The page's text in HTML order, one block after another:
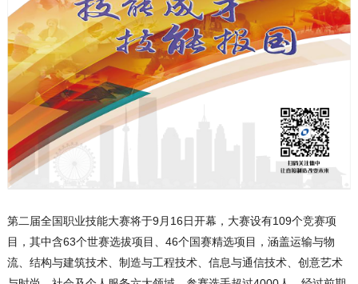
第二届全国职业技能大赛将于9月16日开幕，大赛设有109个竞赛项
目，其中含63个世赛选拔项目、46个国赛精选项目，涵盖运输与物
流、结构与建筑技术、制造与工程技术、信息与通信技术、创意艺术